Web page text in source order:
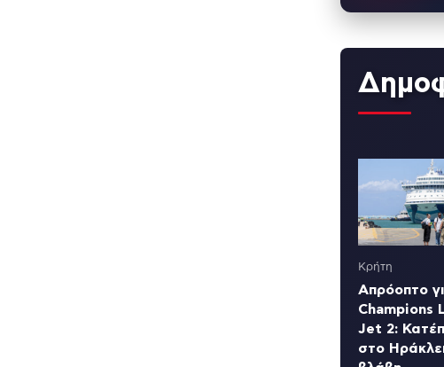
Κρήτη
Απρόοπτο
Champions
Jet 2:
στο